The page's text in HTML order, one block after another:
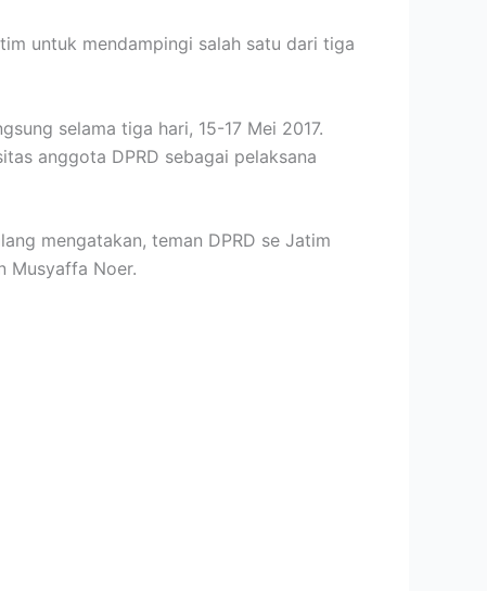
untuk mendampingi salah satu dari tiga
selama tiga hari, 15-17 Mei 2017.
anggota DPRD sebagai pelaksana
mengatakan, teman DPRD se Jatim
Musyaffa Noer.